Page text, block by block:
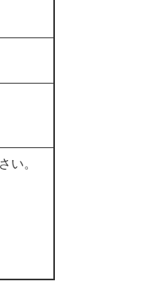
い。